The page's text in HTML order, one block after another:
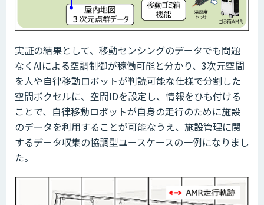
実証の結果として、移動センシングのデータでも問題
なくAIによる空調制御が稼働可能と分かり、3次元空間
を人や自律移動ロボットが判読可能な仕様で分割した
空間ボクセルに、空間IDを設定し、情報をひも付ける
ことで、自律移動ロボットが自身の走行のために施設
のデータを利用することが可能なうえ、施設管理に関
するデータ収集の協調型ユースケースの一例になりまし
た。